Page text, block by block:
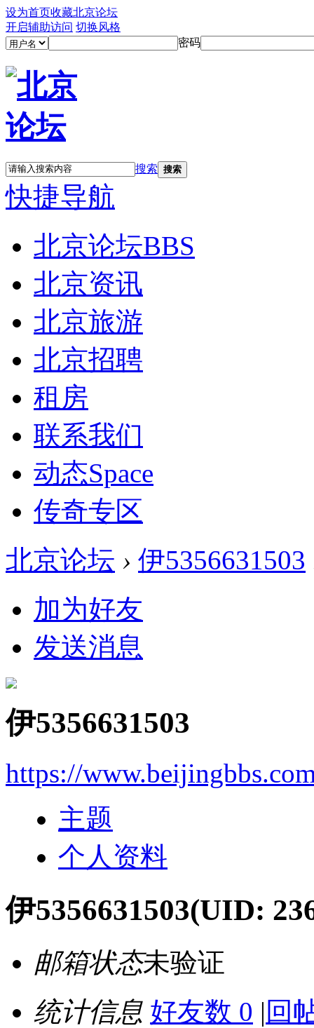
设为首页收藏北京论坛
开启辅助访问 切换风格
密码
搜索 搜索
快捷导航
北京论坛BBS
北京资讯
北京旅游
北京招聘
租房
联系我们
动态Space
传奇专区
北京论坛 › 伊5356631503
加为好友
发送消息
伊5356631503
https://
主题
个人资料
伊5356631503(UID:
邮箱状态未验证
统计信息 好友数 0 | 回